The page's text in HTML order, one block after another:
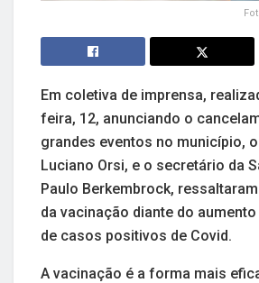
Em coletiva de imprensa,
feira, 12, anunciando o
grandes eventos no município,
Luciano Orsi, e o secretário da
Paulo Berkembrock,
da vacinação diante do
de casos positivos de Covid.
A vacinação é a forma mais